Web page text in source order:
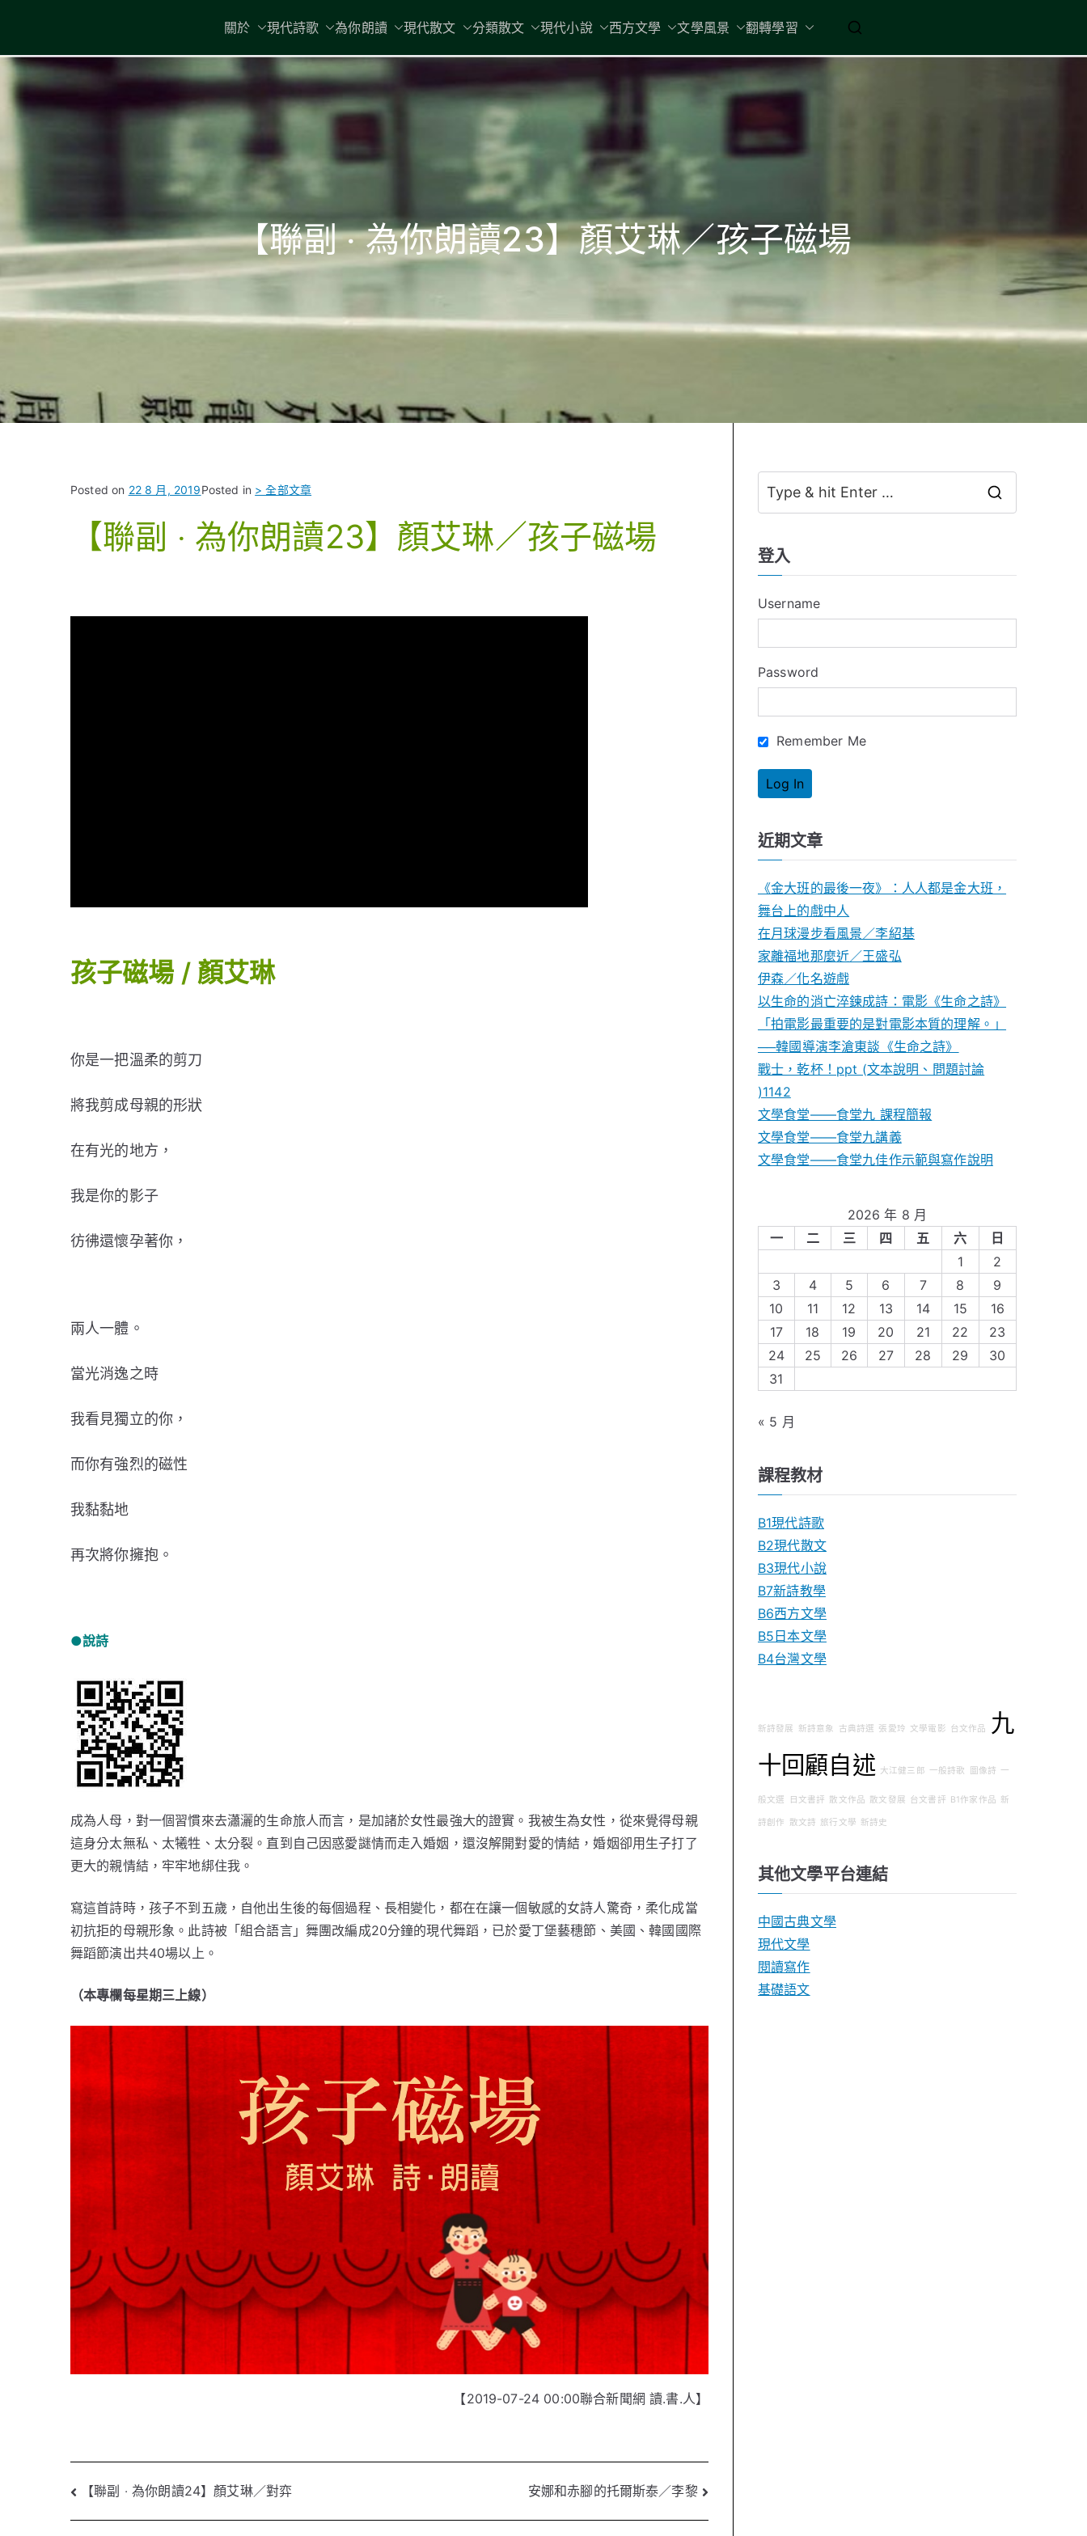
content
現代文學
地球小如鴿卵，/ 我輕輕地將它拾起 / 納入胸懷
關於 現代詩歌 為你朗讀 現代散文 分類散文 現代小說 西方文學 文學風景 翻轉學習
【聯副 ‧ 為你朗讀23】顏艾琳／孩子磁場
Posted on 22 8 月, 2019Posted in > 全部文章
【聯副 ‧ 為你朗讀23】顏艾琳／孩子磁場
孩子磁場 / 顏艾琳
你是一把溫柔的剪刀
將我剪成母親的形狀
在有光的地方，
我是你的影子
彷彿還懷孕著你，
兩人一體。
當光消逸之時
我看見獨立的你，
而你有強烈的磁性
我黏黏地
再次將你擁抱。
●說詩
成為人母，對一個習慣來去瀟灑的生命旅人而言，是加諸於女性最強大的證實。我被生為女性，從來覺得母親
這身分太無私、太犧牲、太分裂。直到自己因惑愛謎情而走入婚姻，還沒解開對愛的情結，婚姻卻用生子打了
更大的親情結，牢牢地綁住我。
寫這首詩時，孩子不到五歲，自他出生後的每個過程、長相變化，都在在讓一個敏感的女詩人驚奇，柔化成當
初抗拒的母親形象。此詩被「組合語言」舞團改編成20分鐘的現代舞蹈，已於愛丁堡藝穗節、美國、韓國國際
舞蹈節演出共40場以上。
（本專欄每星期三上線）
【2019-07-24 00:00聯合新聞網 讀.書.人】
文
章
【聯副 ‧ 為你朗讀24】顏艾琳／對弈 安娜和赤腳的托爾斯泰／李黎
h
r
登入
Username
Password
Remember Me
近期文章
《金大班的最後一夜》：人人都是金大班，
舞台上的戲中人
在月球漫步看風景／李紹基
家離福地那麼近／王盛弘
伊森／化名遊戲
以生命的消亡淬鍊成詩：電影《生命之詩》
「拍電影最重要的是對電影本質的理解。」
──韓國導演李滄東談《生命之詩》
戰士，乾杯！ppt (文本說明、問題討論
)1142
文學食堂——食堂九 課程簡報
文學食堂――食堂九講義
文學食堂——食堂九佳作示範與寫作說明
2026 年 8 月
一
二 三 四 五 六
日
1
2
3
4 5 6 7 8
9
10
11 12 13 14 15
16
17
18 19 20 21 22
23
24
25 26 27 28 29
30
31
« 5 月
課程教材
B1現代詩歌
B2現代散文
B3現代小說
B7新詩教學
B6西方文學
B5日本文學
B4台灣文學
新詩發展 新詩意象 古典詩選 張愛玲 文學電影 台文作品
九
十回顧自述 大江健三郎 一般詩歌 圖像詩 一
般文選 日文書評 散文作品 散文發展 台文書評 B1作家作品 新
詩創作 散文詩 旅行文學 新詩史
其他文學平台連結
中國古典文學
現代文學
閱讀寫作
基礎語文